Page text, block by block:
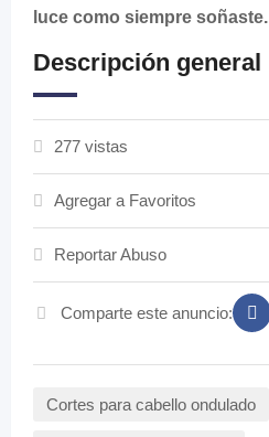
luce como siempre soñaste.
Descripción general
277 vistas
Agregar a Favoritos
Reportar Abuso
Comparte este anuncio:
Cortes para cabello ondulado